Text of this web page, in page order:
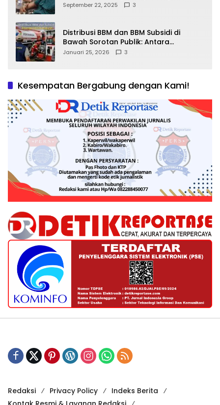
September 22, 2025 3
Distribusi BBM dan BBM Subsidi di
Bawah Sorotan Publik: Antara
Kepentingan Negara, Hak Konsumen,
Januari 25, 2026 3
Kesempatan Bergabung dengan Kami!
Redaksi Privacy Policy
Indeks Berita